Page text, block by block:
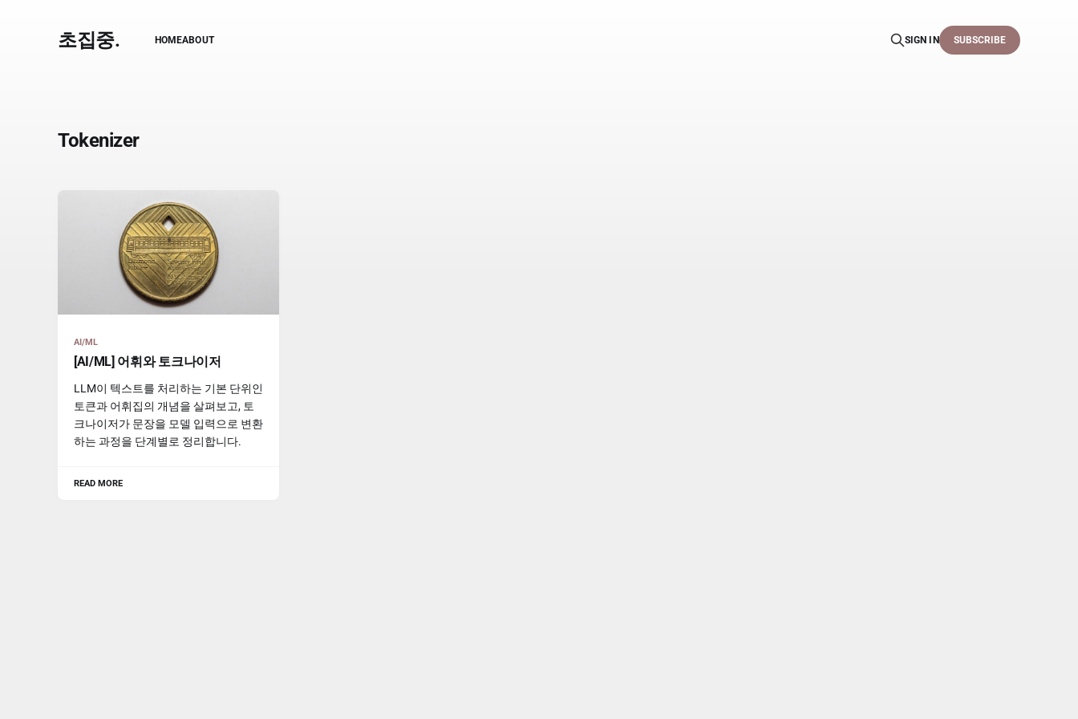
초집중. HOMEABOUT SIGN IN SUBSCRIBE
Tokenizer
AI/ML
[AI/ML] 어휘와 토크나이저
LLM이 텍스트를 처리하는 기본 단위인
토큰과 어휘집의 개념을 살펴보고, 토
크나이저가 문장을 모델 입력으로 변환
하는 과정을 단계별로 정리합니다.
READ MORE